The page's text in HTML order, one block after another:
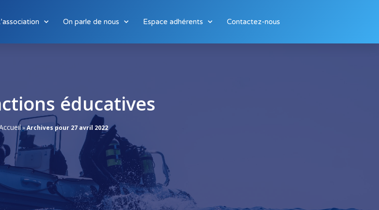
On parle de nous Espace adhérents Contactez-nous
éducatives
»Archives pour 27 avril 2022